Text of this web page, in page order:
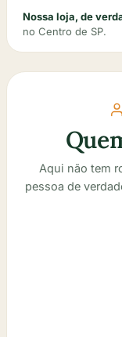
Nossa loja, de
no Centro de SP.
Aqui não tem
pessoa de